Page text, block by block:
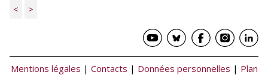
< >
Mentions légales | Contacts | Données personnelles | Plan